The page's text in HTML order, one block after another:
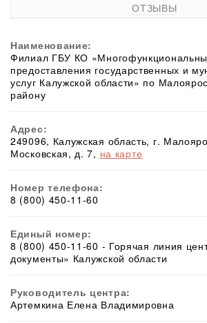
ОТЗЫВЫ
Наименование:
Филиал ГБУ КО
предоставления государственных и
услуг Калужской области» по
району
Адрес:
249096, Калужская область, г.
Московская, д. 7, на карте
Номер телефона:
8 (800) 450-11-60
Единый номер:
8 (800) 450-11-60 - Горячая линия
документы» Калужской области
Руководитель центра:
Артемкина Елена Владимировна